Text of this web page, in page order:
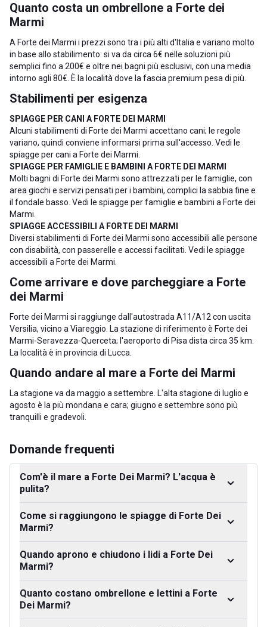
Quanto costa un ombrellone a Forte dei
Marmi
A Forte dei Marmi i prezzi sono tra i più alti d'Italia e variano molto
in base allo stabilimento: si va da circa 6€ nelle soluzioni più
semplici fino a 200€ e oltre nei bagni più esclusivi, con una media
intorno agli 80€. È la località dove la fascia premium pesa di più.
Stabilimenti per esigenza
SPIAGGE PER CANI A FORTE DEI MARMI
Alcuni stabilimenti di Forte dei Marmi accettano cani; le regole
variano, quindi conviene informarsi prima sull'accesso. Vedi le
spiagge per cani a Forte dei Marmi
SPIAGGE PER FAMIGLIE E BAMBINI A FORTE DEI MARMI
Molti bagni di Forte dei Marmi sono attrezzati per le famiglie, con
area giochi e servizi pensati per i bambini, complici la sabbia fine e
il fondale basso. Vedi le spiagge per famiglie e bambini a Forte dei
Marmi
SPIAGGE ACCESSIBILI A FORTE DEI MARMI
Diversi stabilimenti di Forte dei Marmi sono accessibili alle persone
con disabilità, con passerelle e accessi facilitati. Vedi le spiagge
accessibili a Forte dei Marmi
Come arrivare e dove parcheggiare a Forte
dei Marmi
Forte dei Marmi si raggiunge dall'autostrada A11/A12 con uscita
Versilia, vicino a Viareggio . La stazione di riferimento è Forte dei
Marmi-Seravezza-Querceta; l'aeroporto di Pisa dista circa 35 km.
La località è in provincia di Lucca
Quando andare al mare a Forte dei Marmi
La stagione va da maggio a settembre. L'alta stagione di luglio e
agosto è la più mondana e cara; giugno e settembre sono più
tranquilli e gradevoli.
Domande frequenti
Com'è il mare a Forte Dei Marmi? L'acqua è
pulita?
Come si raggiungono le spiagge di Forte Dei
Marmi?
Quando aprono e chiudono i lidi a Forte Dei
Marmi?
Quanto costano ombrellone e lettini a Forte
Dei Marmi?